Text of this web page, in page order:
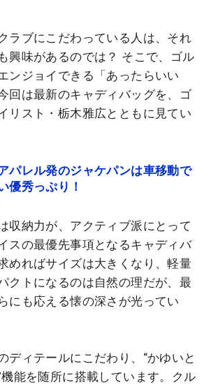
ラブにこだわっている人は、それ
興味があるのでは？ そこで、ゴル
ンジョイできる「あったらいい
回は最新のキャディバッグを、ゴ
リスト・栃木雅広とともに見てい
パレル発のジャケパンは車移動で
優秀っぷり！
収納力が、アクティブ派にとって
スの最優先事項となるキャディバ
めればサイズは大きくなり、軽量
クトになるのは自然の理だが、最
にも応える懐の深さが光ってい
ディテールにこだわり、“かゆいと
能を随所に搭載しています。クル